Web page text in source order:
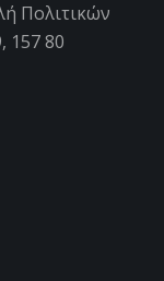
Πολιτικών
157 80